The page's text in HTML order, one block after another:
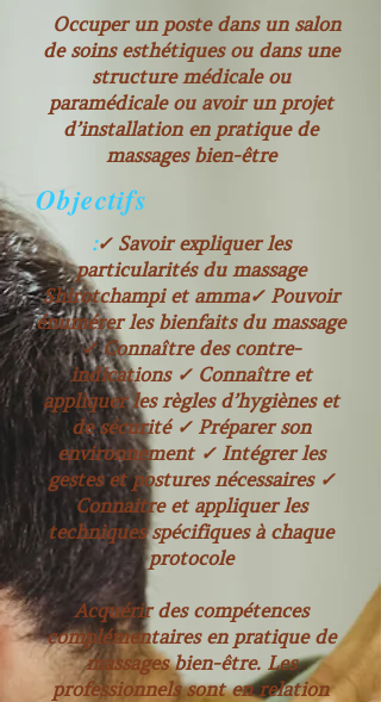
Occuper un poste dans un salon
de soins esthétiques ou dans une
structure médicale ou
paramédicale ou avoir un projet
d’installation en pratique de
massages bien-être
Objectifs
:✓ Savoir expliquer les
particularités du massage
Shirotchampi et amma✓ Pouvoir
énumérer les bienfaits du massage
✓ Connaître des contre-
indications ✓ Connaître et
appliquer les règles d’hygiènes et
de sécurité ✓ Préparer son
environnement ✓ Intégrer les
gestes et postures nécessaires ✓
Connaitre et appliquer les
techniques spécifiques à chaque
protocole
Acquérir des compétences
complémentaires en pratique de
massages bien-être. Les
professionnels sont en relation